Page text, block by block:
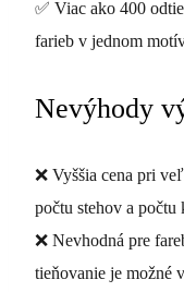
✅ Viac ako 400
farieb v jednom
Nevýhody
❌ Vyššia cena pri
počtu stehov a počtu
❌ Nevhodná pre
tieňovanie je možné